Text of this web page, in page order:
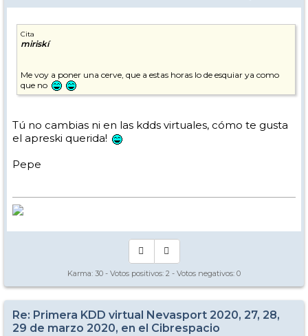
Cita
miriskí
Me voy a poner una cerve, que a estas horas lo de esquiar ya como
que no
Tú no cambias ni en las kdds virtuales, cómo te gusta
el apreski querida!
Pepe
Karma: 30 - Votos positivos: 2 - Votos negativos: 0
Re: Primera KDD virtual Nevasport 2020, 27, 28,
29 de marzo 2020, en el Cibrespacio